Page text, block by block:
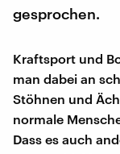
gesprochen.
Kraftsport und
man dabei an
Stöhnen und
normale
Dass es auch